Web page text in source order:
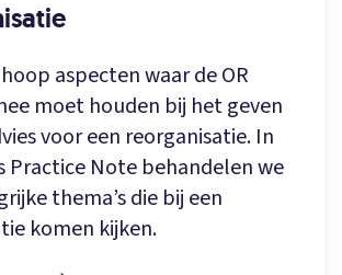
aspecten waar de OR
moet houden bij het geven
voor een reorganisatie. In
Practice Note behandelen we
thema’s die bij een
komen kijken.